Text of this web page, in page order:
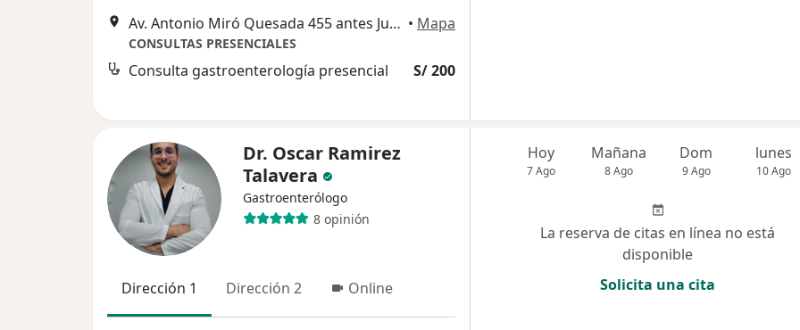
Av. Antonio Miró Quesada 455 antes Juan de Aliaga 2do piso 201, Magdalena del Mar • Mapa
CONSULTAS PRESENCIALES
Consulta gastroenterología presencial S/ 200
Dr. Oscar Ramirez
Talavera
Gastroenterólogo
8 opinión
Dirección 1 Dirección 2 Online
Hoy
7 Ago
Mañana
8 Ago
Dom
9 Ago
lunes
10 Ago
La reserva de citas en línea no está
disponible
Solicita una cita